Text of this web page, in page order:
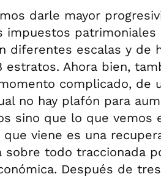
darle mayor
impuestos patrimoniales
diferentes escalas y de
estratos. Ahora bien,
complicado, de
no hay plafón para
sino que lo que vemos
viene es una
sobre todo traccionada
Después de